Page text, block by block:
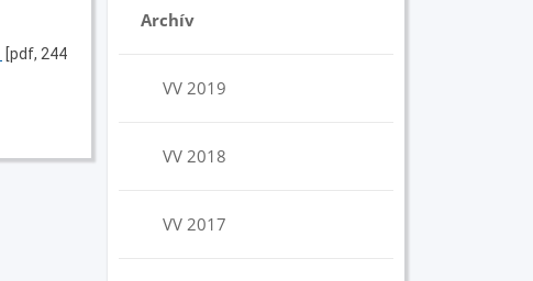
[pdf, 244
Archív
VV 2019
VV 2018
VV 2017